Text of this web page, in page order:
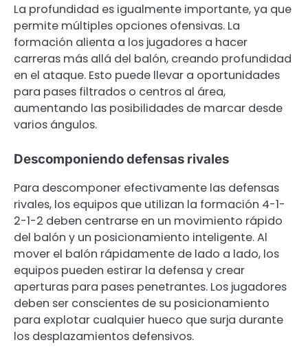
La profundidad es igualmente importante, ya que
permite múltiples opciones ofensivas. La
formación alienta a los jugadores a hacer
carreras más allá del balón, creando profundidad
en el ataque. Esto puede llevar a oportunidades
para pases filtrados o centros al área,
aumentando las posibilidades de marcar desde
varios ángulos.
Descomponiendo defensas rivales
Para descomponer efectivamente las defensas
rivales, los equipos que utilizan la formación 4-1-
2-1-2 deben centrarse en un movimiento rápido
del balón y un posicionamiento inteligente. Al
mover el balón rápidamente de lado a lado, los
equipos pueden estirar la defensa y crear
aperturas para pases penetrantes. Los jugadores
deben ser conscientes de su posicionamiento
para explotar cualquier hueco que surja durante
los desplazamientos defensivos.